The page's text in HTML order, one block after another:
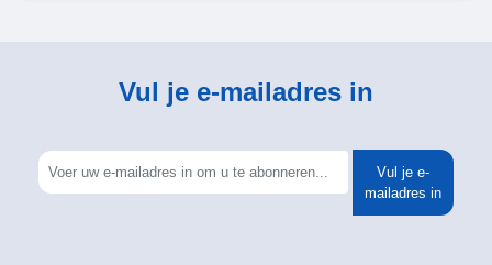
Vul je e-mailadres in
Vul je e-
mailadres in